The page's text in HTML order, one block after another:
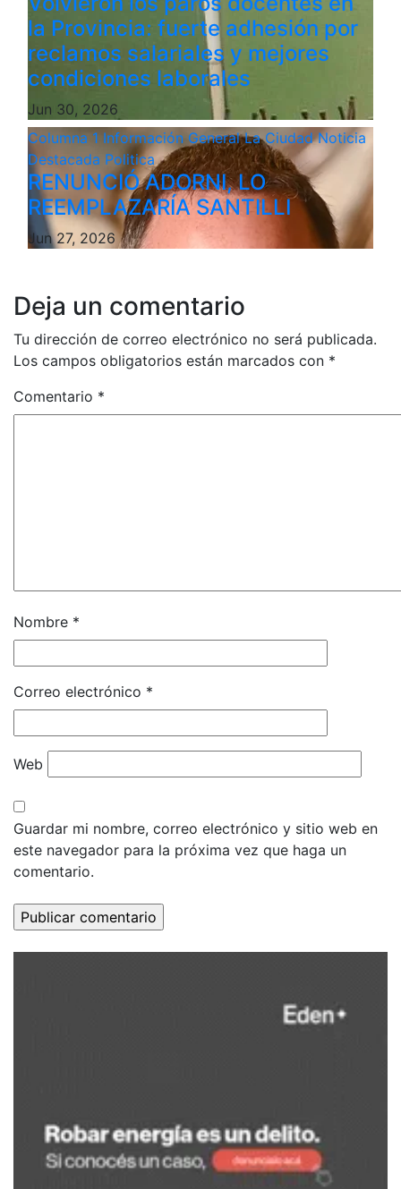
la Provincia: fuerte adhesión por
reclamos salariales y mejores
condiciones laborales
Jun 30, 2026
Columna 1 Información GeneralLa CiudadNoticia
Destacada Politica
RENUNCIÓ ADORNI, LO
REEMPLAZARÍA SANTILLI
Jun 27, 2026
Deja un comentario
Tu dirección de correo electrónico no será publicada.
Los campos obligatorios están marcados con *
Comentario *
Nombre *
Correo electrónico *
Web
Guardar mi nombre, correo electrónico y sitio web en
este navegador para la próxima vez que haga un
comentario.